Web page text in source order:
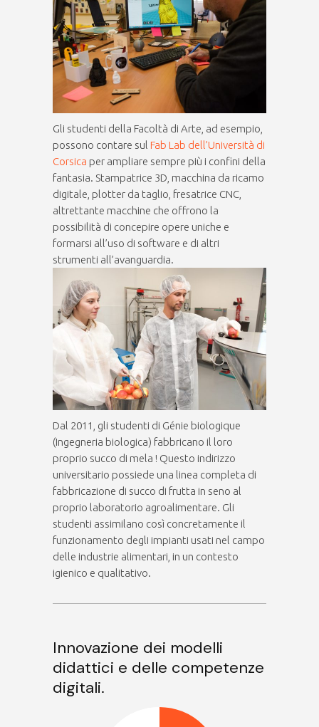
Gli studenti della Facoltà di Arte, ad esempio,
possono contare sul Fab Lab dell’Università di
Corsica per ampliare sempre più i confini della
fantasia. Stampatrice 3D, macchina da ricamo
digitale, plotter da taglio, fresatrice CNC,
altrettante macchine che offrono la
possibilità di concepire opere uniche e
formarsi all’uso di software e di altri
strumenti all’avanguardia.
Dal 2011, gli studenti di Génie biologique
(Ingegneria biologica) fabbricano il loro
proprio succo di mela ! Questo indirizzo
universitario possiede una linea completa di
fabbricazione di succo di frutta in seno al
proprio laboratorio agroalimentare. Gli
studenti assimilano così concretamente il
funzionamento degli impianti usati nel campo
delle industrie alimentari, in un contesto
igienico e qualitativo.
Innovazione dei modelli
didattici e delle competenze
digitali.